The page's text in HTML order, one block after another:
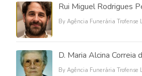
Rui Miguel Rodrigues
By Agência Funerária Trofense
D. Maria Alcina Correia
By Agência Funerária Trofense